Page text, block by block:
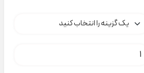
زانو بند حیوانات کد H000271 عدد